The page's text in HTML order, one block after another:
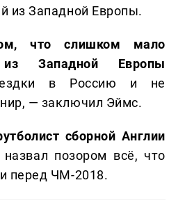
из Западной Европы.
что слишком мало
из Западной Европы
в Россию и не
— заключил Эймс.
сборной Англии
позором всё, что
перед ЧМ-2018.